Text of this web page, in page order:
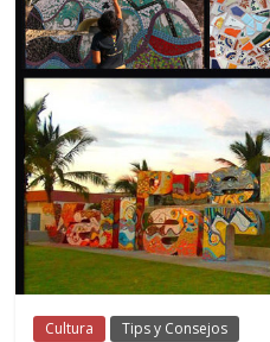
Cultura Tips y Consejos